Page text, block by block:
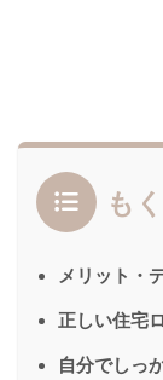
も
メリット・
正しい住宅
自分でしっ